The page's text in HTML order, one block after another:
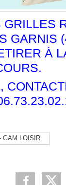
GRILLES
GARNIS
À
GAM LOISIR